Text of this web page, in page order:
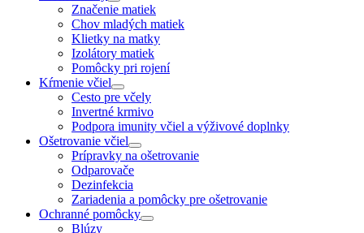
Značenie matiek
Chov mladých matiek
Klietky na matky
Izolátory matiek
Pomôcky pri rojení
Kŕmenie včiel
Cesto pre včely
Invertné krmivo
Podpora imunity včiel a výživové doplnky
Ošetrovanie včiel
Prípravky na ošetrovanie
Odparovače
Dezinfekcia
Zariadenia a pomôcky pre ošetrovanie
Ochranné pomôcky
Blúzy